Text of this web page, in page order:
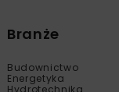
Branże
Budownictwo
Energetyka
Hydrotechnika